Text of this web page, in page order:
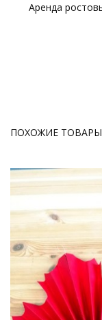
Аренда
ПОХОЖИЕ ТОВАРЫ